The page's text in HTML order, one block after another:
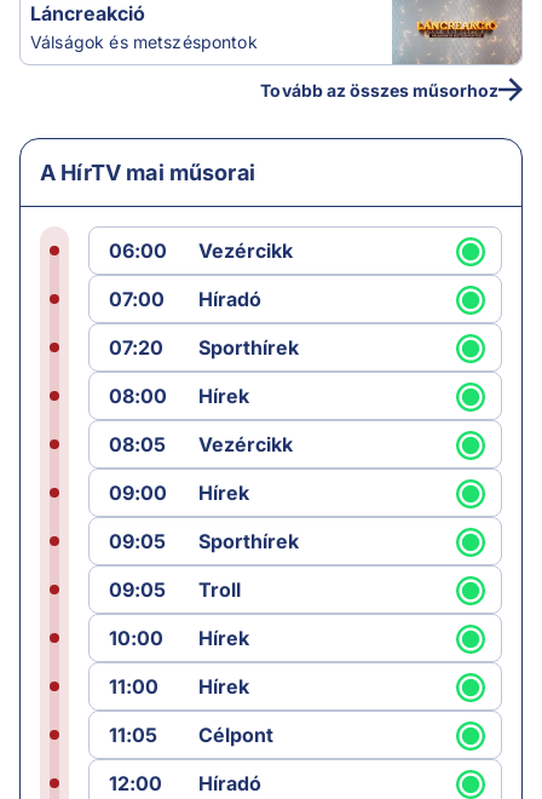
Láncreakció
Válságok és metszéspontok
Tovább az összes műsorhoz
A HírTV mai műsorai
06:00
Vezércikk
07:00
Híradó
07:20
Sporthírek
08:00
Hírek
08:05
Vezércikk
09:00
Hírek
09:05
Sporthírek
09:05
Troll
10:00
Hírek
11:00
Hírek
11:05
Célpont
12:00
Híradó